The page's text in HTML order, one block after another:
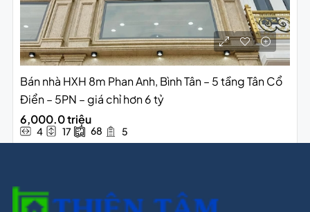
Bán nhà HXH 8m Phan Anh, Bình Tân – 5 tầng Tân Cổ
Điển – 5PN – giá chỉ hơn 6 tỷ
6,000.0 triệu
4 17 68 5